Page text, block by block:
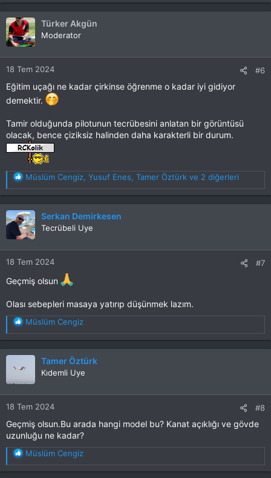
p
k
i
l
e
r
:
Türker Akgün
Moderator
18 Tem 2024 #6
Eğitim uçağı ne kadar çirkinse öğrenme o kadar iyi gidiyor
demektir.
Tamir olduğunda pilotunun tecrübesini anlatan bir görüntüsü
olacak, bence çiziksiz halinden daha karakterli bir durum.
T
e
p
k
i
l
e
r
:
Müslüm Cengiz, Yusuf Enes, Tamer Öztürk ve 2 diğerleri
Serkan Demirkesen
Tecrübeli Uye
18 Tem 2024 #7
Geçmiş olsun
Olası sebepleri masaya yatırıp düşünmek lazım.
T
e
p
k
e
r
:
Müslüm Cengiz
Tamer Öztürk
Kıdemli Uye
18 Tem 2024 #8
Geçmiş olsun.Bu arada hangi model bu? Kanat açıklığı ve gövde
uzunluğu ne kadar?
T
e
p
Müslüm Cengiz